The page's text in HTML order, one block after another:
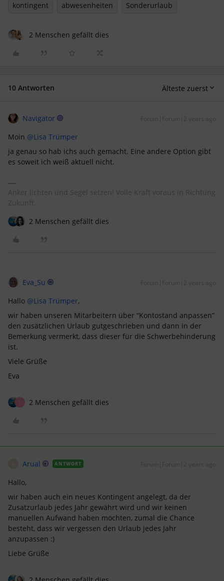
kontingent abwesenheiten Sonderurlaub
2 Menschen gefällt dies
10 Antworten Älteste zuerst
Navigator Forum|Forum|2 years ago
Moin @Lisa Trümper
ja genau so hab ichs auch gemacht. Eine andere Option gibt
es soweit ich weiß aktuell nicht.
Anker lichten und Segel setzen! Volle Kraft voraus in Richtung
Zukunft.
2 Menschen gefällt dies
Eva_Su Forum|Forum|2 years ago
Hallo @Lisa Trümper,
wir haben unseren Mitarbeitern über “Kontostand anpassen”
den zusätzlichen Urlaub gutgeschrieben und dann in der
Bemerkung vermerkt, dass dieser für die Schwerbehinderung
ist.
Viele Grüße
Eva
2 Menschen gefällt dies
Arual ANTWORT
Hallo,
wir haben auch ein neues Kontingent angelegt, da der
Zusatzurlaub jedes Jahr gewährt wird und wir keinen
manuellen Aufwand haben möchten, zumal die Chance
besteht, dass wir vergessen den Urlaub jedes Jahr
anzupassen :)
Liebe Grüße